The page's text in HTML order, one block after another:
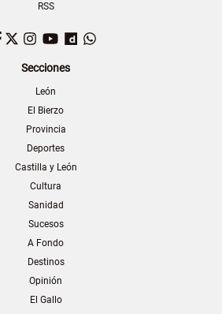
RSS
Facebook
TwitterInstagram
YouTubeDailymotion
Secciones
León
El Bierzo
Provincia
Deportes
Castilla y León
Cultura
Sanidad
Sucesos
A Fondo
Destinos
Opinión
El Gallo